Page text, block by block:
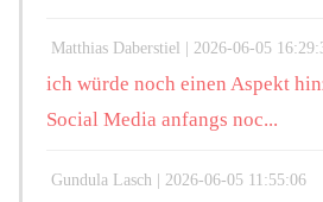
Matthias Daberstiel | 2026-06-05
ich würde noch einen Aspekt
Social Media anfangs noc...
Gundula Lasch | 2026-06-05 11:55:06